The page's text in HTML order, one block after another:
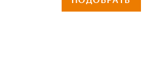
Ceramiche ragno